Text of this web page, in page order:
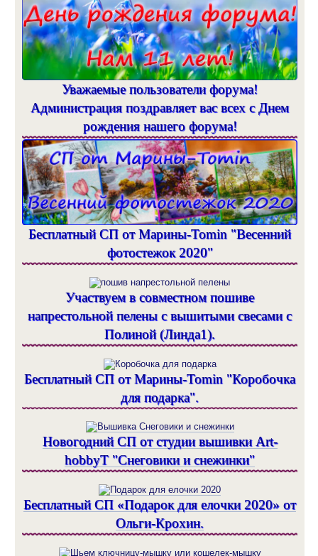
Уважаемые пользователи форума!
Администрация поздравляет вас всех с Днем
рождения нашего форума!
Бесплатный СП от Марины-Tomin "Весенний
фотостежок 2020"
Участвуем в совместном пошиве
напрестольной пелены с вышитыми свесами с
Полиной (Линда1).
Бесплатный СП от Марины-Tomin "Коробочка
для подарка".
Новогодний СП от студии вышивки Art-
hobbyT "Снеговики и снежинки"
Бесплатный СП «Подарок для елочки 2020» от
Ольги-Крохин.